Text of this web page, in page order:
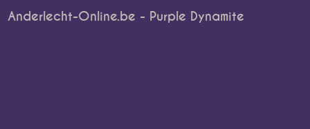
Anderlecht-Online.be - Purple Dynamite